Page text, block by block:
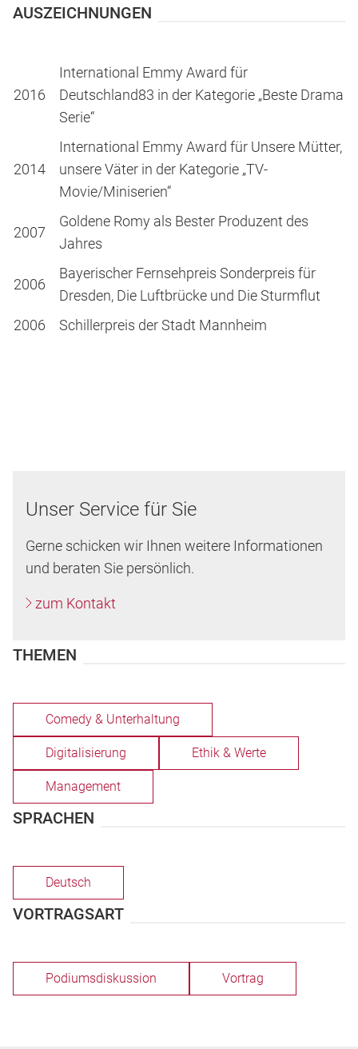
AUSZEICHNUNGEN
2016
International Emmy Award für
Deutschland83 in der Kategorie „Beste Drama
Serie“
2014
International Emmy Award für Unsere Mütter,
unsere Väter in der Kategorie „TV-
Movie/Miniserien“
2007
Goldene Romy als Bester Produzent des
Jahres
2006
Bayerischer Fernsehpreis Sonderpreis für
Dresden, Die Luftbrücke und Die Sturmflut
2006
Schillerpreis der Stadt Mannheim
Unser Service für Sie
Gerne schicken wir Ihnen weitere Informationen
und beraten Sie persönlich.
zum Kontakt
THEMEN
Comedy & Unterhaltung
Digitalisierung Ethik & Werte
Management
SPRACHEN
Deutsch
VORTRAGSART
Podiumsdiskussion Vortrag